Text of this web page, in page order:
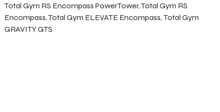
Total Gym RS Encompass PowerTower, Total Gym RS
Encompass, Total Gym ELEVATE Encompass, Total Gym
GRAVITY GTS